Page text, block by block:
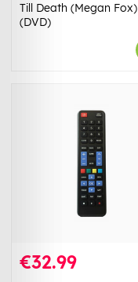
Till Death (Megan Fox)
(DVD)
€32.99